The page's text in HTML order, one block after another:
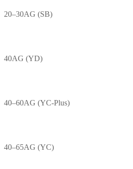
20–30AG (SB)
40AG (YD)
40–60AG (YC-Plus)
40–65AG (YC)